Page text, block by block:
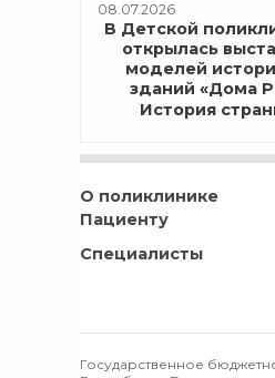
08.07.2026
В Детской
открылась
моделей
зданий «Дома
История
О поликлинике
Пациенту
Специалисты
Государственное